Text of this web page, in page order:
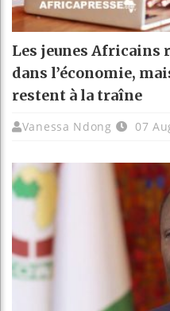
Les jeunes Africains
dans l’économie,
restent à la traîne
Vanessa Ndong 07